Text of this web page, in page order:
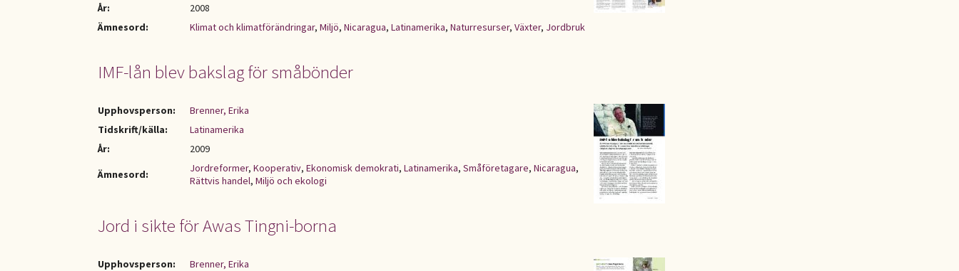
År:
2008
Ämnesord:
Klimat och klimatförändringar, Miljö, Nicaragua, Latinamerika, Naturresurser, Växter, Jordbruk
IMF-lån blev bakslag för småbönder
Upphovsperson:
Brenner, Erika
Tidskrift/källa:
Latinamerika
År:
2009
Ämnesord:
Jordreformer, Kooperativ, Ekonomisk demokrati, Latinamerika, Småföretagare, Nicaragua,
Rättvis handel, Miljö och ekologi
Jord i sikte för Awas Tingni-borna
Upphovsperson:
Brenner, Erika